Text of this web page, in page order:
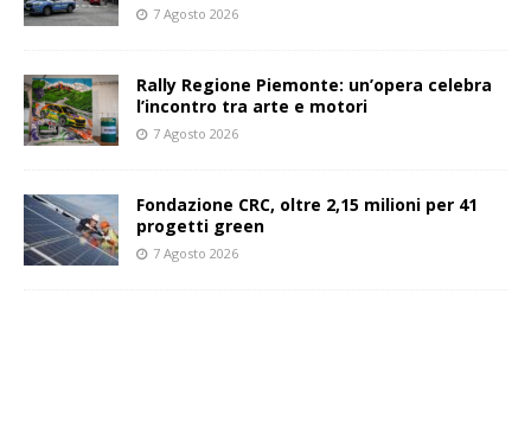
7 Agosto 2026
Rally Regione Piemonte: un’opera celebra
l’incontro tra arte e motori
7 Agosto 2026
Fondazione CRC, oltre 2,15 milioni per 41
progetti green
7 Agosto 2026